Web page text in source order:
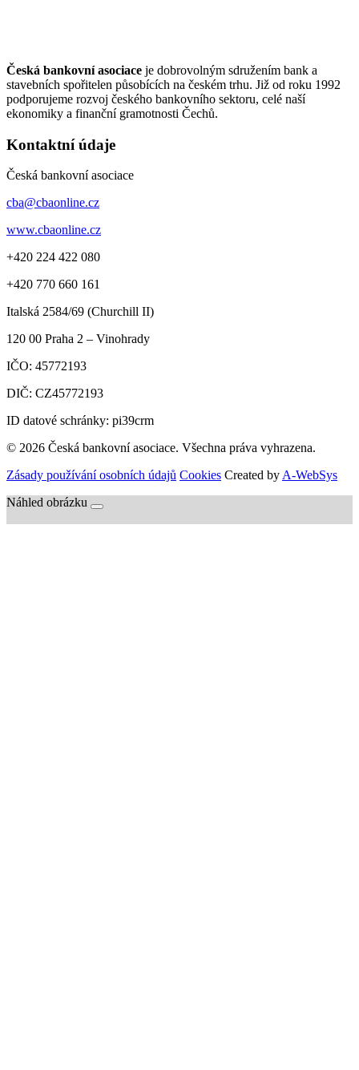
Česká bankovní asociace je dobrovolným sdružením bank a
stavebních spořitelen působících na českém trhu. Již od roku 1992
podporujeme rozvoj českého bankovního sektoru, celé naší
ekonomiky a finanční gramotnosti Čechů.
Kontaktní údaje
Česká bankovní asociace
cba@cbaonline.cz
www.cbaonline.cz
+420 224 422 080
+420 770 660 161
Italská 2584/69 (Churchill II)
120 00 Praha 2 – Vinohrady
IČO: 45772193
DIČ: CZ45772193
ID datové schránky: pi39crm
© 2026 Česká bankovní asociace. Všechna práva vyhrazena.
Zásady používání osobních údajů Cookies Created byA-WebSys
Náhled obrázku